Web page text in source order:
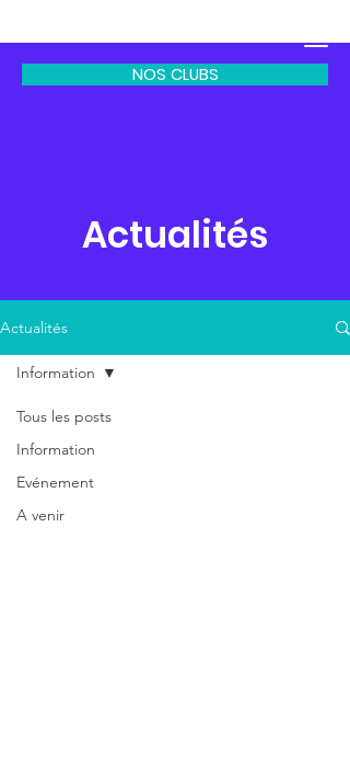
NOS CLUBS
CODEP EPGV 77
Actualités
Actualités
Tous les posts
Information
Evénement
A venir
Information